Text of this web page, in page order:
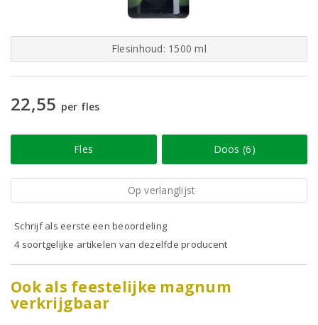
Flesinhoud: 1500 ml
22,55 per fles
Fles Doos (6)
Op verlanglijst
Schrijf als eerste een beoordeling
4 soortgelijke artikelen van dezelfde producent
Ook als feestelijke magnum
verkrijgbaar